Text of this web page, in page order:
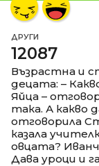
ДРУГИ
12087
Възрастна и
децата: –
Яйца –
така. А какво
отговорила
казала
овцата?
Дава уроци и